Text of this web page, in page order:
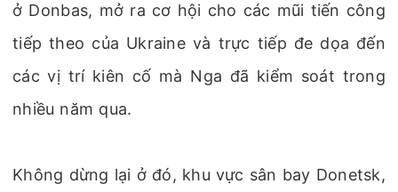
ở Donbas, mở ra cơ hội cho các mũi tiến công
tiếp theo của Ukraine và trực tiếp đe dọa đến
các vị trí kiên cố mà Nga đã kiểm soát trong
nhiều năm qua.
Không dừng lại ở đó, khu vực sân bay Donetsk,